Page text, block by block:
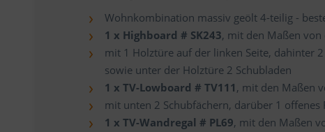
Wohnkombination massiv geölt 4-teilig -
1 x Highboard # SK243, mit den Maßen von
mit 1 Holztüre auf der linken Seite, dahinter
sowie unter der Holztüre 2 Schubladen
1 x TV-Lowboard # TV111 , mit den Maßen
mit unten 2 Schubfächern, darüber 1
1 x TV-Wandregal # PL69, mit den Maßen